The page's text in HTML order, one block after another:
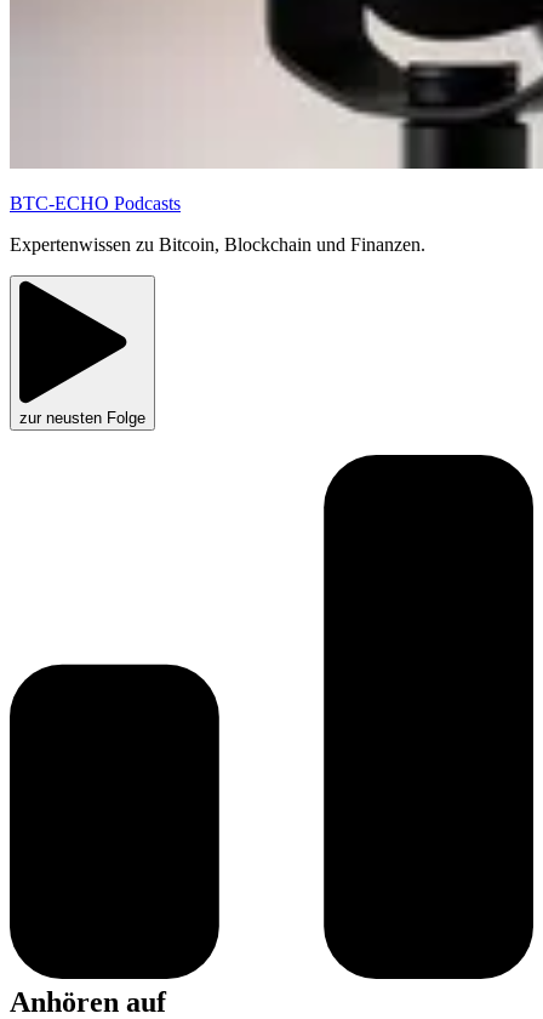
BTC-ECHO Podcasts
Expertenwissen zu Bitcoin, Blockchain und Finanzen.
zur neusten Folge
Anhören auf